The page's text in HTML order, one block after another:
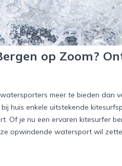
op Zoom?
meer te bieden dan
huis enkele uitstekende
Of je nu een ervaren kitesurfer
opwindende watersport wil